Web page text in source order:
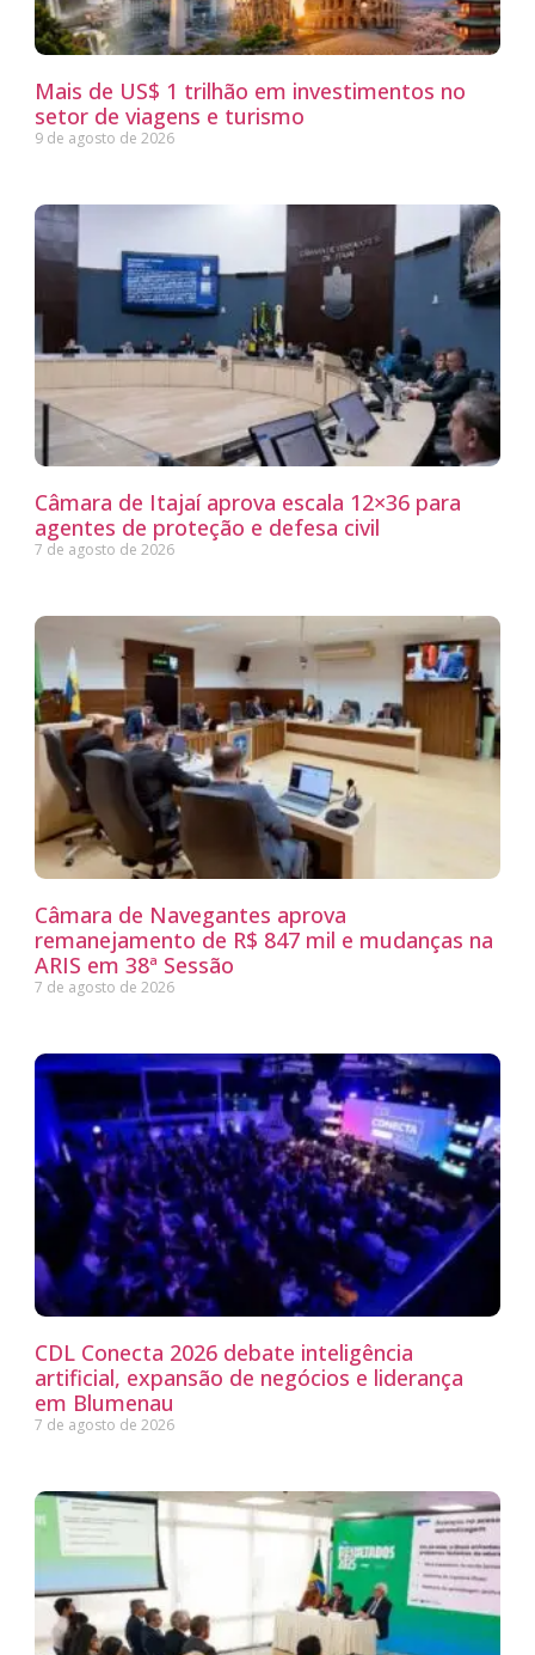
Mais de US$ 1 trilhão em investimentos no
setor de viagens e turismo
9 de agosto de 2026
Câmara de Itajaí aprova escala 12×36 para
agentes de proteção e defesa civil
7 de agosto de 2026
Câmara de Navegantes aprova
remanejamento de R$ 847 mil e mudanças na
ARIS em 38ª Sessão
7 de agosto de 2026
CDL Conecta 2026 debate inteligência
artificial, expansão de negócios e liderança
em Blumenau
7 de agosto de 2026